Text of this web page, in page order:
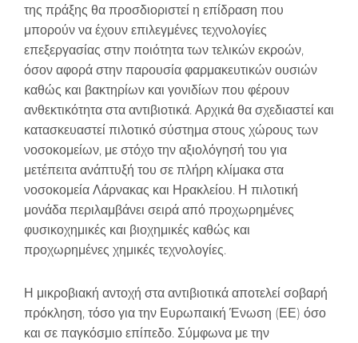
της πράξης θα προσδιοριστεί η επίδραση που
μπορούν να έχουν επιλεγμένες τεχνολογίες
επεξεργασίας στην ποιότητα των τελικών εκροών,
όσον αφορά στην παρουσία φαρμακευτικών ουσιών
καθώς και βακτηρίων και γονιδίων που φέρουν
ανθεκτικότητα στα αντιβιοτικά. Αρχικά θα σχεδιαστεί και
κατασκευαστεί πιλοτικό σύστημα στους χώρους των
νοσοκομείων, με στόχο την αξιολόγησή του για
μετέπειτα ανάπτυξή του σε πλήρη κλίμακα στα
νοσοκομεία Λάρνακας και Ηρακλείου. Η πιλοτική
μονάδα περιλαμβάνει σειρά από προχωρημένες
φυσικοχημικές και βιοχημικές καθώς και
προχωρημένες χημικές τεχνολογίες.
Η μικροβιακή αντοχή στα αντιβιοτικά αποτελεί σοβαρή
πρόκληση, τόσο για την Ευρωπαική Ένωση (ΕΕ) όσο
και σε παγκόσμιο επίπεδο. Σύμφωνα με την